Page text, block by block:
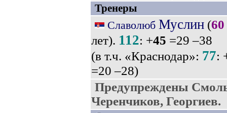
Тренеры
Славолюб Муслин(60
лет). 112: +45 =29 –38
(в т.ч. «Краснодар»: 77:
=20 –28)
Предупреждены
Черенчиков, Георгиев.